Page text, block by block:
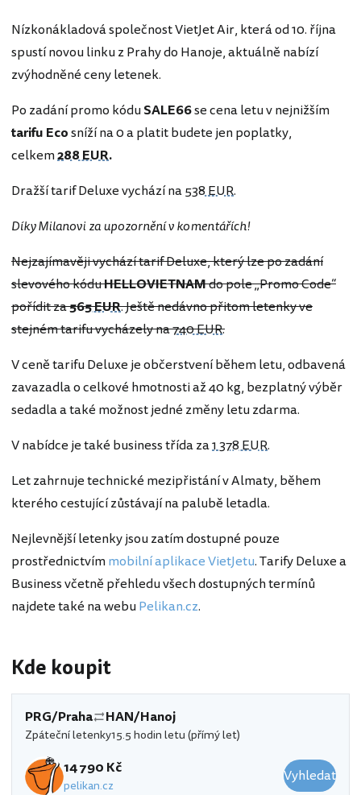
Nízkonákladová společnost VietJet Air, která od 10. října
spustí novou linku z Prahy do Hanoje, aktuálně nabízí
zvýhodněné ceny letenek.
Po zadání promo kóduSALE66se cena letu v nejnižším
tarifu Ecosníží na 0 a platit budete jen poplatky,
celkem288 EUR.
Dražší tarif Deluxe vychází na538 EUR.
Díky Milanovi za upozornění v komentářích!
Nejzajímavěji vychází tarif Deluxe, který lze po zadání
slevového kóduHELLOVIETNAMdo pole „Promo Code“
pořídit za565 EUR. Ještě nedávno přitom letenky ve
stejném tarifu vycházely na740 EUR.
V ceně tarifu Deluxe je občerstvení během letu, odbavená
zavazadla o celkové hmotnosti až 40 kg, bezplatný výběr
sedadla a také možnost jedné změny letu zdarma.
V nabídce je také business třída za1 378 EUR.
Let zahrnuje technické mezipřistání v Almaty, během
kterého cestující zůstávají na palubě letadla.
Nejlevnější letenky jsou zatím dostupné pouze
prostřednictvímmobilní aplikace VietJetu. Tarify Deluxe a
Business včetně přehledu všech dostupných termínů
najdete také na webuPelikan.cz.
Kde koupit
PRG/Praha HAN/Hanoj
Zpáteční letenky15.5 hodin letu (přímý let)
14 790 Kč
pelikan.cz
Vyhledat